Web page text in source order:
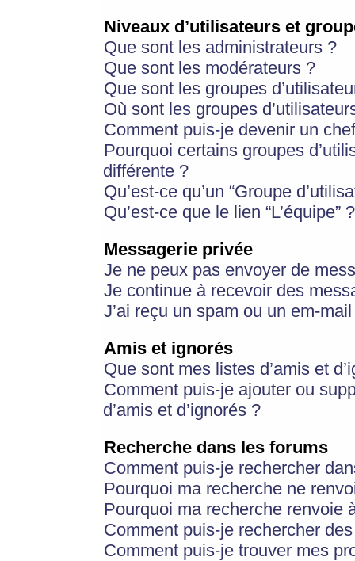
Niveaux d’utilisateurs et
Que sont les administrateurs ?
Que sont les modérateurs ?
Que sont les groupes
Où sont les groupes
Comment puis-je devenir un
Pourquoi certains groupes
différente ?
Qu’est-ce qu’un “Groupe
Qu’est-ce que le lien “L’équipe” ?
Messagerie privée
Je ne peux pas envoyer de
Je continue à recevoir des
J’ai reçu un spam ou un em-
Amis et ignorés
Que sont mes listes d’amis et
Comment puis-je ajouter ou
d’amis et d’ignorés ?
Recherche dans les forums
Comment puis-je rechercher
Pourquoi ma recherche ne
Pourquoi ma recherche renvoie
Comment puis-je rechercher
Comment puis-je trouver mes